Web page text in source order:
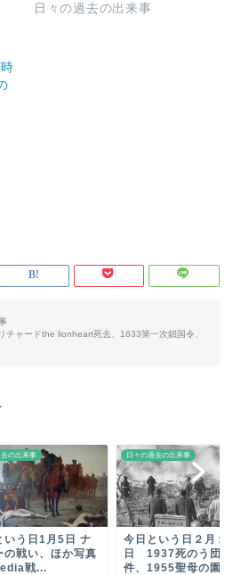
日々の過去の出来事
ャードthe lionheart死去、1633第一次鎖国令、
去の出来事
いう日1月5日 ナ
の戦い、ほか写真
戦...
日々の過去の出来事
今日という日２月１
日 1937死のう団事
件、1955聖母の園養